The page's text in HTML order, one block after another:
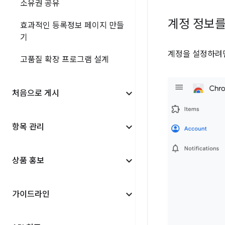
소유권 공유
효과적인 등록정보 페이지 만들
기
고품질 확장 프로그램 설계
처음으로 게시
항목 관리
상품 홍보
가이드라인
계정 정보
계정을 설정하